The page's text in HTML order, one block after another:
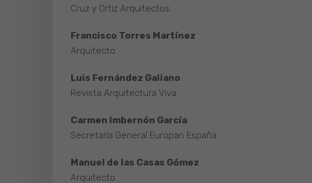
Cruz y Ortiz Arquitectos.
Francisco Torres Martínez
Arquitecto.
Luis Fernández Galiano
Revista Arquitectura Viva.
Carmen Imbernón García
Secretaría General Europan España.
Manuel de las Casas Gómez
Arquitecto.